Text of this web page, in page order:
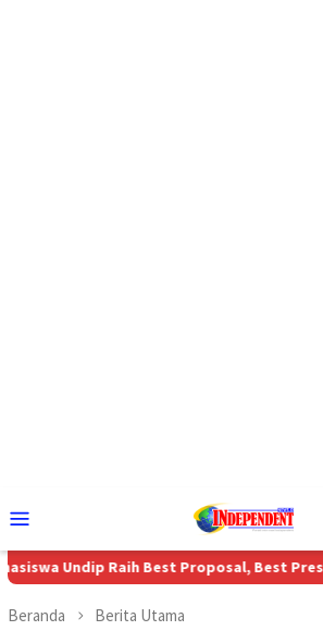
Mobile
Raih Best Proposal, Best Presentation,
Beranda Berita Utama